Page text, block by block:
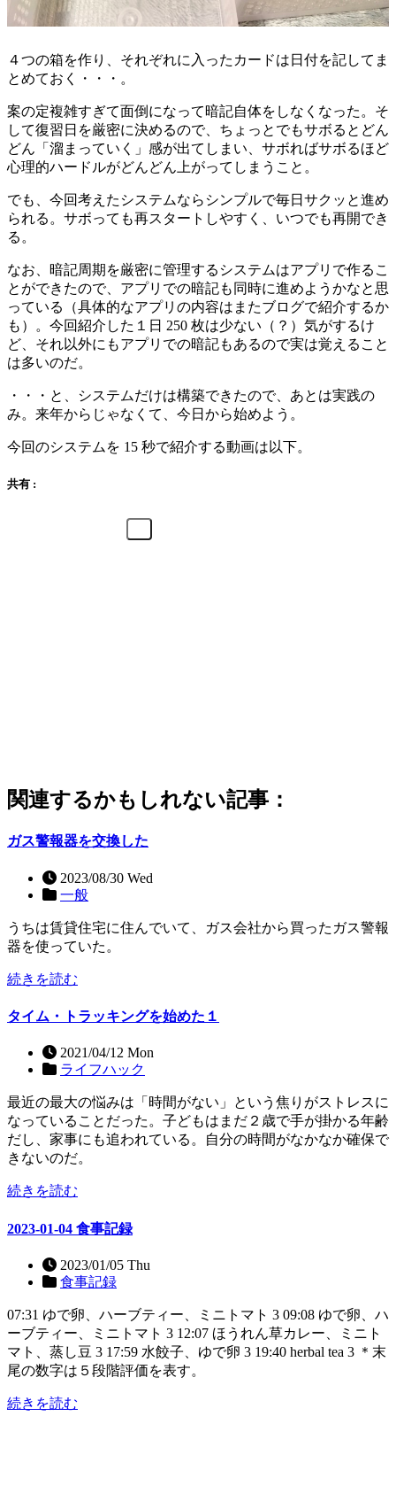
４つの箱を作り、それぞれに入ったカードは日付を記してま
とめておく・・・。
案の定複雑すぎて面倒になって暗記自体をしなくなった。そ
して復習日を厳密に決めるので、ちょっとでもサボるとどん
どん「溜まっていく」感が出てしまい、サボればサボるほど
心理的ハードルがどんどん上がってしまうこと。
でも、今回考えたシステムならシンプルで毎日サクッと進め
られる。サボっても再スタートしやすく、いつでも再開でき
る。
なお、暗記周期を厳密に管理するシステムはアプリで作るこ
とができたので、アプリでの暗記も同時に進めようかなと思
っている（具体的なアプリの内容はまたブログで紹介するか
も）。今回紹介した１日 250 枚は少ない（？）気がするけ
ど、それ以外にもアプリでの暗記もあるので実は覚えること
は多いのだ。
・・・と、システムだけは構築できたので、あとは実践の
み。来年からじゃなくて、今日から始めよう。
今回のシステムを 15 秒で紹介する動画は以下。
共有 :
関連するかもしれない記事：
ガス警報器を交換した
2023/08/30 Wed
一般
うちは賃貸住宅に住んでいて、ガス会社から買ったガス警報
器を使っていた。
続きを読む
タイム・トラッキングを始めた１
2021/04/12 Mon
ライフハック
最近の最大の悩みは「時間がない」という焦りがストレスに
なっていることだった。子どもはまだ２歳で手が掛かる年齢
だし、家事にも追われている。自分の時間がなかなか確保で
きないのだ。
続きを読む
2023-01-04 食事記録
2023/01/05 Thu
食事記録
07:31 ゆで卵、ハーブティー、ミニトマト 3 09:08 ゆで卵、ハ
ーブティー、ミニトマト 3 12:07 ほうれん草カレー、ミニト
マト、蒸し豆 3 17:59 水餃子、ゆで卵 3 19:40 herbal tea 3 ＊末
尾の数字は５段階評価を表す。
続きを読む